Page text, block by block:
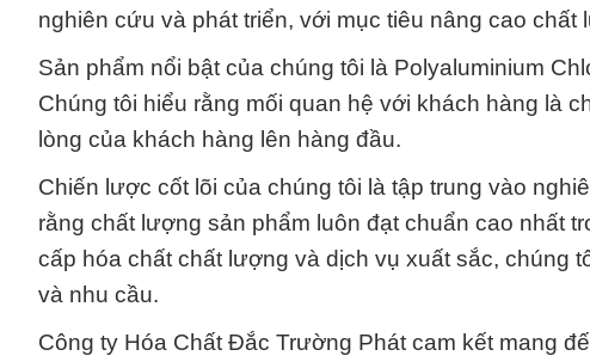
nghiên cứu và phát triển, với mục tiêu nâng cao
Sản phẩm nổi bật của chúng tôi là Polyaluminium
Chúng tôi hiểu rằng mối quan hệ với khách hàng là
lòng của khách hàng lên hàng đầu.
Chiến lược cốt lõi của chúng tôi là tập trung vào
rằng chất lượng sản phẩm luôn đạt chuẩn cao nhất
cấp hóa chất chất lượng và dịch vụ xuất sắc, chúng
và nhu cầu.
Công ty Hóa Chất Đắc Trường Phát cam kết mang